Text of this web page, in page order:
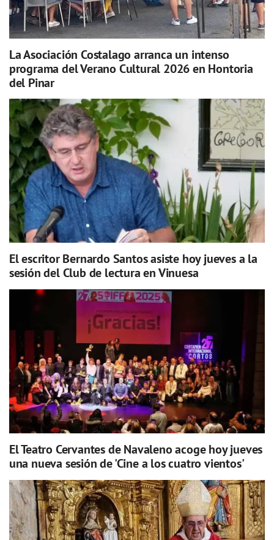
La Asociación Costalago arranca un intenso
programa del Verano Cultural 2026 en Hontoria
del Pinar
El escritor Bernardo Santos asiste hoy jueves a la
sesión del Club de lectura en Vinuesa
El Teatro Cervantes de Navaleno acoge hoy jueves
una nueva sesión de 'Cine a los cuatro vientos'